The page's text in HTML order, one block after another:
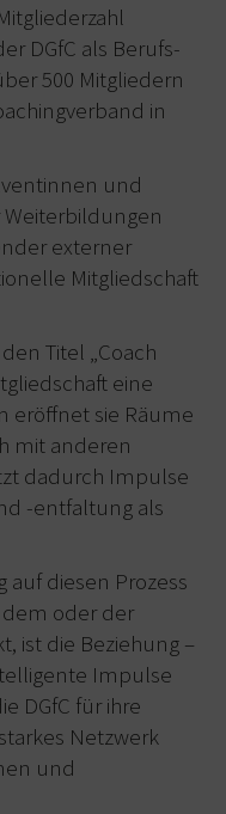
DGfC als Berufs-
500 Mitgliedern
in
und
Weiterbildungen
externer
Mitgliedschaft
Titel „Coach
eine
eröffnet sie Räume
mit anderen
dadurch Impulse
-entfaltung als
auf diesen Prozess
oder der
ist die Beziehung –
Impulse
DGfC für ihre
Netzwerk
und